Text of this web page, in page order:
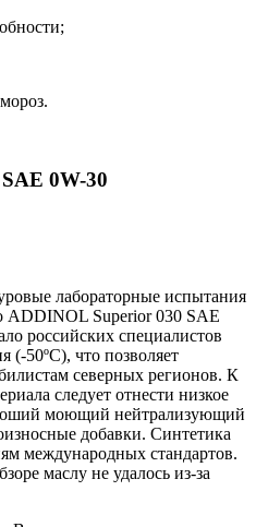
0W-30
лабораторные испытания
ADDINOL Superior 030 SAE
российских специалистов
(-50ºС), что позволяет
северных регионов. К
следует отнести низкое
моющий нейтрализующий
добавки. Синтетика
международных стандартов.
маслу не удалось из-за